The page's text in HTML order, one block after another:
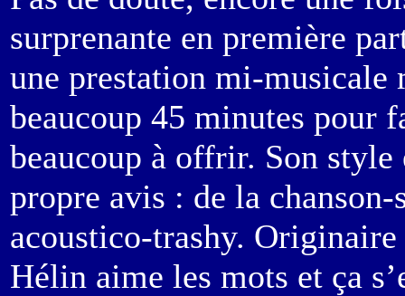
surprenante en première
une prestation mi-musicale
beaucoup 45 minutes pour
beaucoup à offrir. Son style
propre avis : de la
acoustico-trashy.
Hélin aime les mots et ça